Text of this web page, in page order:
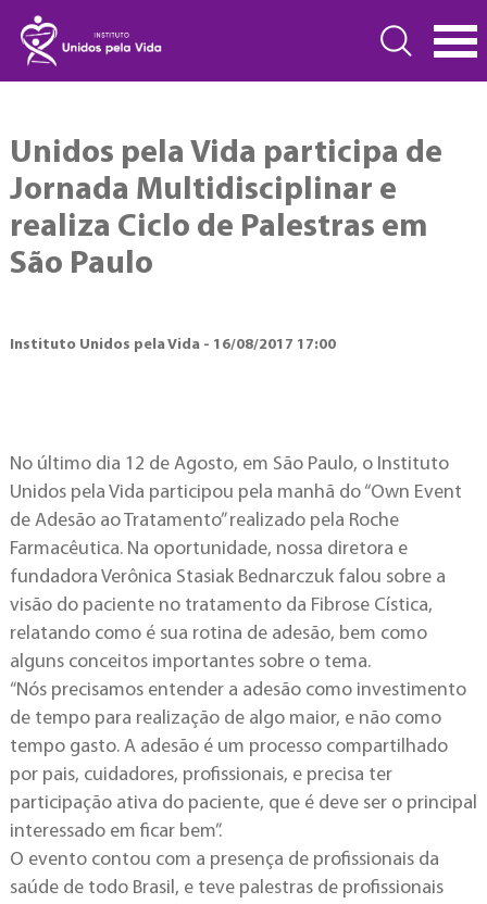
Unidos pela Vida participa de
Jornada Multidisciplinar e
realiza Ciclo de Palestras em
São Paulo
Instituto Unidos pela Vida - 16/08/2017 17:00
No último dia 12 de Agosto, em São Paulo, o Instituto
Unidos pela Vida participou pela manhã do “Own Event
de Adesão ao Tratamento” realizado pela Roche
Farmacêutica. Na oportunidade, nossa diretora e
fundadora Verônica Stasiak Bednarczuk falou sobre a
visão do paciente no tratamento da Fibrose Cística,
relatando como é sua rotina de adesão, bem como
alguns conceitos importantes sobre o tema.
“Nós precisamos entender a adesão como investimento
de tempo para realização de algo maior, e não como
tempo gasto. A adesão é um processo compartilhado
por pais, cuidadores, profissionais, e precisa ter
participação ativa do paciente, que é deve ser o principal
interessado em ficar bem”.
O evento contou com a presença de profissionais da
saúde de todo Brasil, e teve palestras de profissionais